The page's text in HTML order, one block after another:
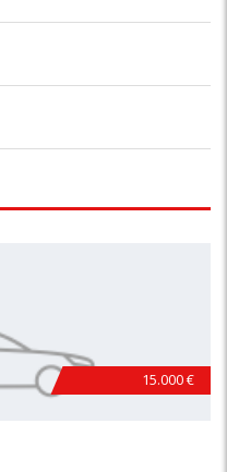
15.000 €